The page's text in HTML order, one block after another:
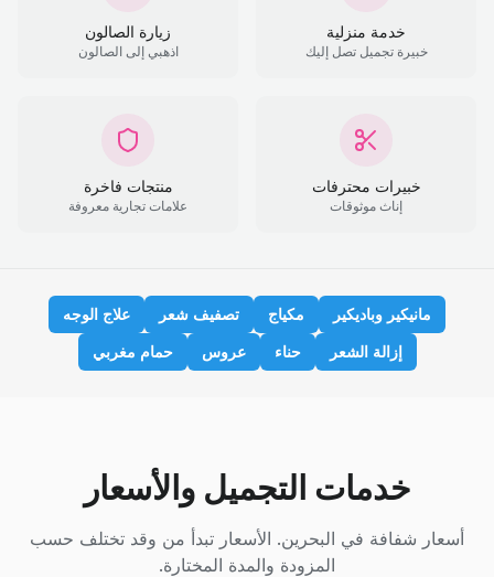
خدمة منزلية
خبيرة تجميل تصل إليك
زيارة الصالون
اذهبي إلى الصالون
خبيرات محترفات
إناث موثوقات
منتجات فاخرة
علامات تجارية معروفة
مانيكير وباديكير مكياج تصفيف شعر
علاج الوجه
إزالة الشعر
حناء عروس حمام مغربي
خدمات التجميل والأسعار
أسعار شفافة في البحرين. الأسعار تبدأ من وقد تختلف حسب
المزودة والمدة المختارة.